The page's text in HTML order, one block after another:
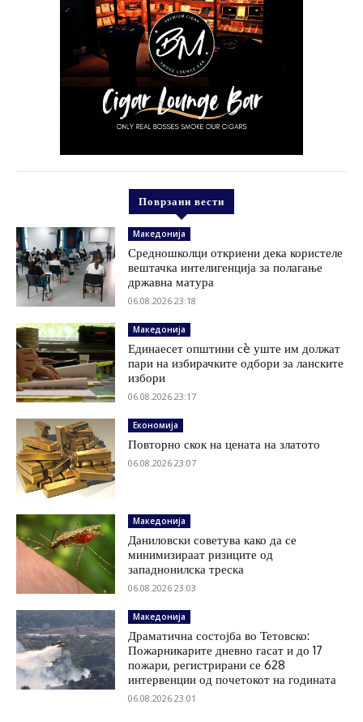
Поврзани вести
Македонија
Средношколци откриени дека користеле
вештачка интелигенција за полагање
државна матура
06.08.2026 23:18
Македонија
Единаесет општини сè уште им должат
пари на избирачките одбори за ланските
избори
06.08.2026 23:17
Економија
Повторно скок на цената на златото
06.08.2026 23:07
Македонија
Даниловски советува како да се
минимизираат ризиците од
западнонилска треска
06.08.2026 23:03
Македонија
Драматична состојба во Тетовско:
Пожарникарите дневно гасат и до 17
пожари, регистрирани се 628
интервенции од почетокот на годината
06.08.2026 23:01